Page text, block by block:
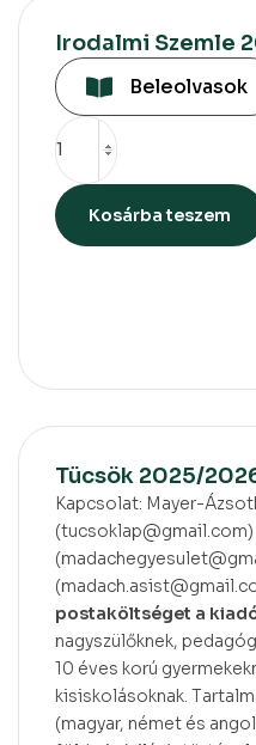
Irodalmi Szemle
Beleolvasok
Kosárba teszem
Tücsök 2025/
Kapcsolat: Mayer-
(tucsoklap@gmail.com)
postaköltséget a
nagyszülőknek,
10 éves korú
kisiskolásoknak.
(magyar, német és